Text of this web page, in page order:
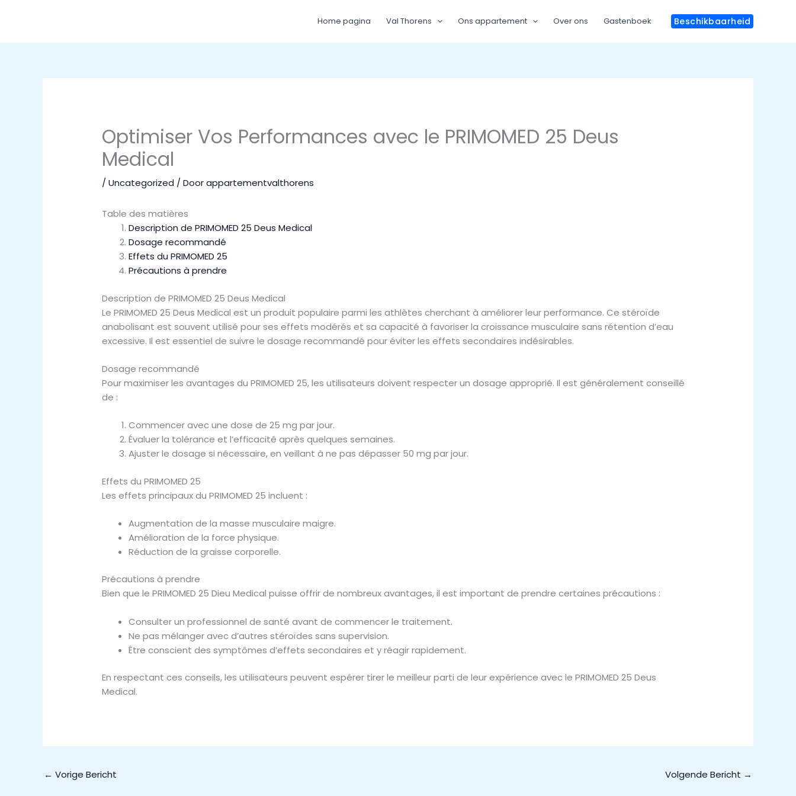
Home pagina Val Thorens Ons appartement Over ons Gastenboek Beschikbaarheid
Optimiser Vos Performances avec le PRIMOMED 25 Deus
Medical
/Uncategorized / Doorappartementvalthorens
Table des matières
Description de PRIMOMED 25 Deus Medical
Dosage recommandé
Effets du PRIMOMED 25
Précautions à prendre
Description de PRIMOMED 25 Deus Medical
Le PRIMOMED 25 Deus Medical est un produit populaire parmi les athlètes cherchant à améliorer leur performance. Ce stéroïde
anabolisant est souvent utilisé pour ses effets modérés et sa capacité à favoriser la croissance musculaire sans rétention d’eau
excessive. Il est essentiel de suivre le dosage recommandé pour éviter les effets secondaires indésirables.
Dosage recommandé
Pour maximiser les avantages du PRIMOMED 25, les utilisateurs doivent respecter un dosage approprié. Il est généralement conseillé
de :
Commencer avec une dose de 25 mg par jour.
Évaluer la tolérance et l’efficacité après quelques semaines.
Ajuster le dosage si nécessaire, en veillant à ne pas dépasser 50 mg par jour.
Effets du PRIMOMED 25
Les effets principaux du PRIMOMED 25 incluent :
Augmentation de la masse musculaire maigre.
Amélioration de la force physique.
Réduction de la graisse corporelle.
Précautions à prendre
Bien que le PRIMOMED 25 Dieu Medical puisse offrir de nombreux avantages, il est important de prendre certaines précautions :
Consulter un professionnel de santé avant de commencer le traitement.
Ne pas mélanger avec d’autres stéroïdes sans supervision.
Être conscient des symptômes d’effets secondaires et y réagir rapidement.
En respectant ces conseils, les utilisateurs peuvent espérer tirer le meilleur parti de leur expérience avec le PRIMOMED 25 Deus
Medical.
← Vorige Bericht Volgende Bericht →